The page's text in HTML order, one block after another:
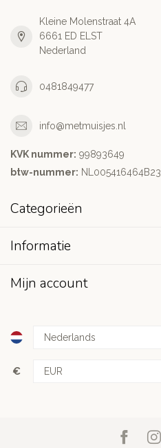
Kleine Molenstraat 4A
6661 ED ELST
Nederland
0481849477
info@metmuisjes.nl
KVK nummer: 99893649
btw-nummer: NL005416464B23
Categorieën
Informatie
Mijn account
€